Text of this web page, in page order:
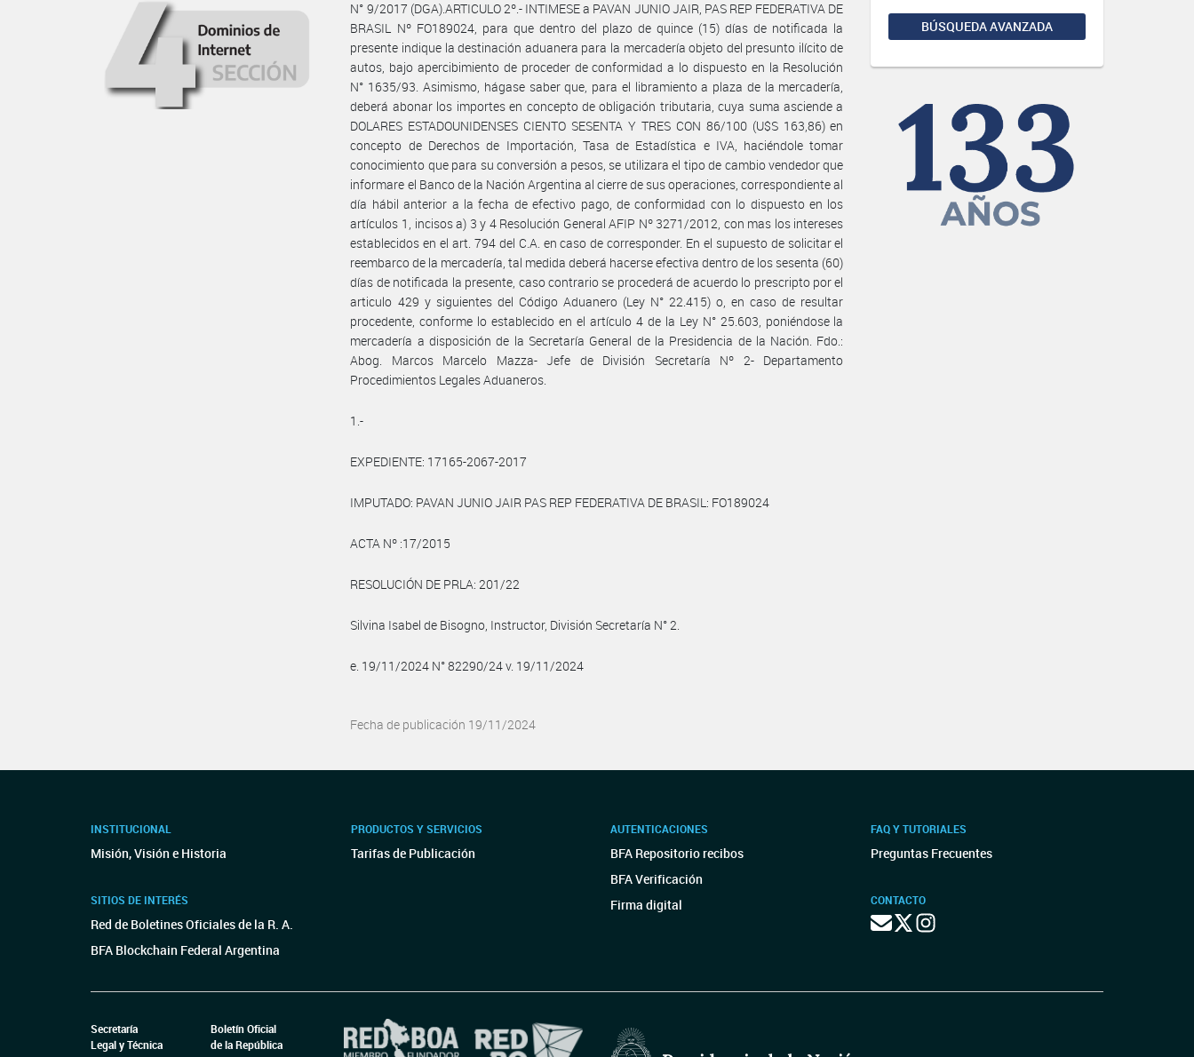
BÚSQUEDA AVANZADA
N° 9/2017 (DGA).ARTICULO 2º.- INTIMESE a PAVAN JUNIO JAIR, PAS REP FEDERATIVA DE
BRASIL Nº FO189024, para que dentro del plazo de quince (15) días de notificada la
presente indique la destinación aduanera para la mercadería objeto del presunto ilícito de
autos, bajo apercibimiento de proceder de conformidad a lo dispuesto en la Resolución
N° 1635/93. Asimismo, hágase saber que, para el libramiento a plaza de la mercadería,
deberá abonar los importes en concepto de obligación tributaria, cuya suma asciende a
DOLARES ESTADOUNIDENSES CIENTO SESENTA Y TRES CON 86/100 (U$S 163,86) en
concepto de Derechos de Importación, Tasa de Estadística e IVA, haciéndole tomar
conocimiento que para su conversión a pesos, se utilizara el tipo de cambio vendedor que
informare el Banco de la Nación Argentina al cierre de sus operaciones, correspondiente al
día hábil anterior a la fecha de efectivo pago, de conformidad con lo dispuesto en los
artículos 1, incisos a) 3 y 4 Resolución General AFIP Nº 3271/2012, con mas los intereses
establecidos en el art. 794 del C.A. en caso de corresponder. En el supuesto de solicitar el
reembarco de la mercadería, tal medida deberá hacerse efectiva dentro de los sesenta (60)
días de notificada la presente, caso contrario se procederá de acuerdo lo prescripto por el
articulo 429 y siguientes del Código Aduanero (Ley N° 22.415) o, en caso de resultar
procedente, conforme lo establecido en el artículo 4 de la Ley N° 25.603, poniéndose la
mercadería a disposición de la Secretaría General de la Presidencia de la Nación. Fdo.:
Abog. Marcos Marcelo Mazza- Jefe de División Secretaría Nº 2- Departamento
Procedimientos Legales Aduaneros.
1.-
EXPEDIENTE: 17165-2067-2017
IMPUTADO: PAVAN JUNIO JAIR PAS REP FEDERATIVA DE BRASIL: FO189024
ACTA Nº :17/2015
RESOLUCIÓN DE PRLA: 201/22
Silvina Isabel de Bisogno, Instructor, División Secretaría N° 2.
e. 19/11/2024 N° 82290/24 v. 19/11/2024
Fecha de publicación 19/11/2024
INSTITUCIONAL
Misión, Visión e Historia
SITIOS DE INTERÉS
Red de Boletines Oficiales de la R. A.
BFA Blockchain Federal Argentina
PRODUCTOS Y SERVICIOS
Tarifas de Publicación
AUTENTICACIONES
BFA Repositorio recibos
BFA Verificación
Firma digital
FAQ Y TUTORIALES
Preguntas Frecuentes
CONTACTO
Secretaría
Legal y Técnica
Boletín Oficial
de la República